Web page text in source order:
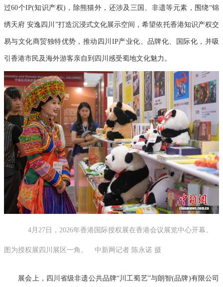
过60个IP(知识产权)，除熊猫外，还涉及三国、非遗等元素，围绕“锦
绣天府 安逸四川”打造沉浸式文化展示空间，希望依托香港知识产权交
易与文化商贸独特优势，推动四川IP产业化、品牌化、国际化，并吸
引香港市民及海外游客亲自到四川感受蜀地文化魅力。
4月27日，2026年香港国际授权展在香港会议展览中心开幕。
图为授权展四川展区一角。 中新网记者 陈永诺 摄
展会上，四川省级非遗公共品牌“川工蜀艺”与朗智(品牌)有限公司